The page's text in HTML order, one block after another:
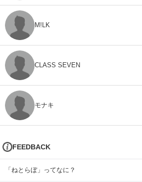
M!LK
CLASS SEVEN
モナキ
FEEDBACK
「ねとらぼ」ってなに？